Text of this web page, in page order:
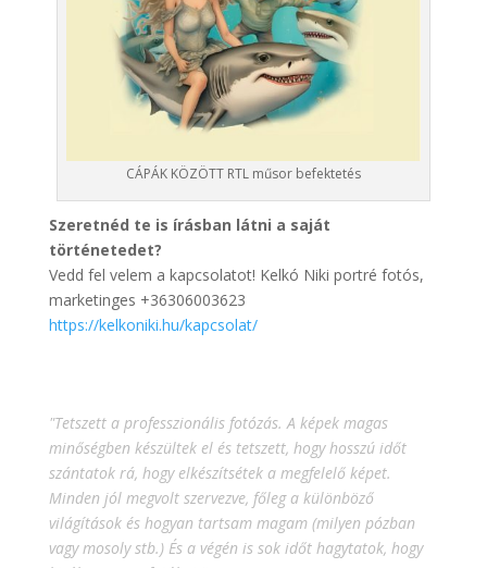
CÁPÁK KÖZÖTT RTL műsor befektetés
Szeretnéd te is írásban látni a saját
történetedet?
Vedd fel velem a kapcsolatot! Kelkó Niki portré fotós,
marketinges +36306003623
https://kelkoniki.hu/kapcsolat/
"Tetszett a professzionális fotózás. A képek magas
minőségben készültek el és tetszett, hogy hosszú időt
szántatok rá, hogy elkészítsétek a megfelelő képet.
Minden jól megvolt szervezve, főleg a különböző
világítások és hogyan tartsam magam (milyen pózban
vagy mosoly stb.) És a végén is sok időt hagytatok, hogy